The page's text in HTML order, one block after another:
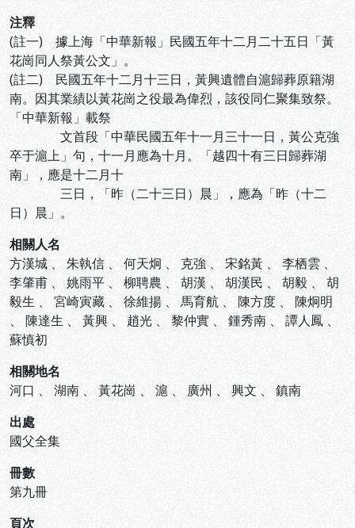
注釋
(註一) 據上海「中華新報」民國五年十二月二十五日「黃
花崗同人祭黃公文」。
(註二) 民國五年十二月十三日，黃興遺體自滬歸葬原籍湖
南。因其業績以黃花崗之役最為偉烈，該役同仁聚集致祭。
「中華新報」載祭
文首段「中華民國五年十一月三十一日，黃公克強
卒于滬上」句，十一月應為十月。「越四十有三日歸葬湖
南」，應是十二月十
三日，「昨（二十三日）晨」，應為「昨（十二
日）晨」。
相關人名
方漢城 、 朱執信 、 何天炯 、 克強 、 宋銘黃 、 李栖雲 、
李肇甫 、 姚雨平 、 柳聘農 、 胡漢 、 胡漢民 、 胡毅 、 胡
毅生 、 宮崎寅藏 、 徐維揚 、 馬育航 、 陳方度 、 陳炯明
、 陳達生 、 黃興 、 趙光 、 黎仲實 、 鍾秀南 、 譚人鳳 、
蘇慎初
相關地名
河口 、 湖南 、 黃花崗 、 滬 、 廣州 、 興文 、 鎮南
出處
國父全集
冊數
第九冊
頁次